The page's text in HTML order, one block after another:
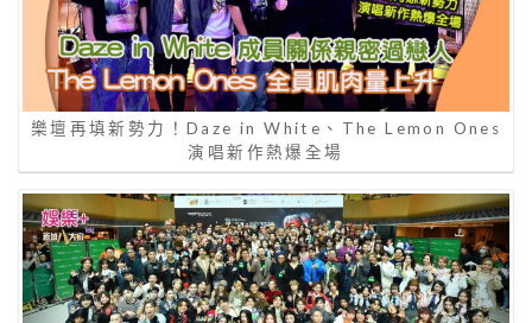
樂壇再填新勢力！Daze in White、The Lemon Ones
演唱新作熱爆全場